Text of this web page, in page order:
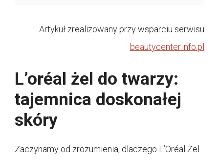
Artykuł zrealizowany przy wsparciu serwisu
beautycenter.info.pl
L’oréal żel do twarzy:
tajemnica doskonałej
skóry
Zaczynamy od zrozumienia, dlaczego L’Oréal Żel